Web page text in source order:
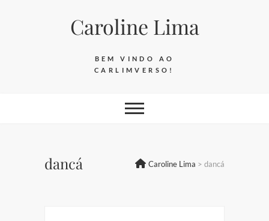
Caroline Lima
BEM VINDO AO
CARLIMVERSO!
dancá Caroline Lima > dancá